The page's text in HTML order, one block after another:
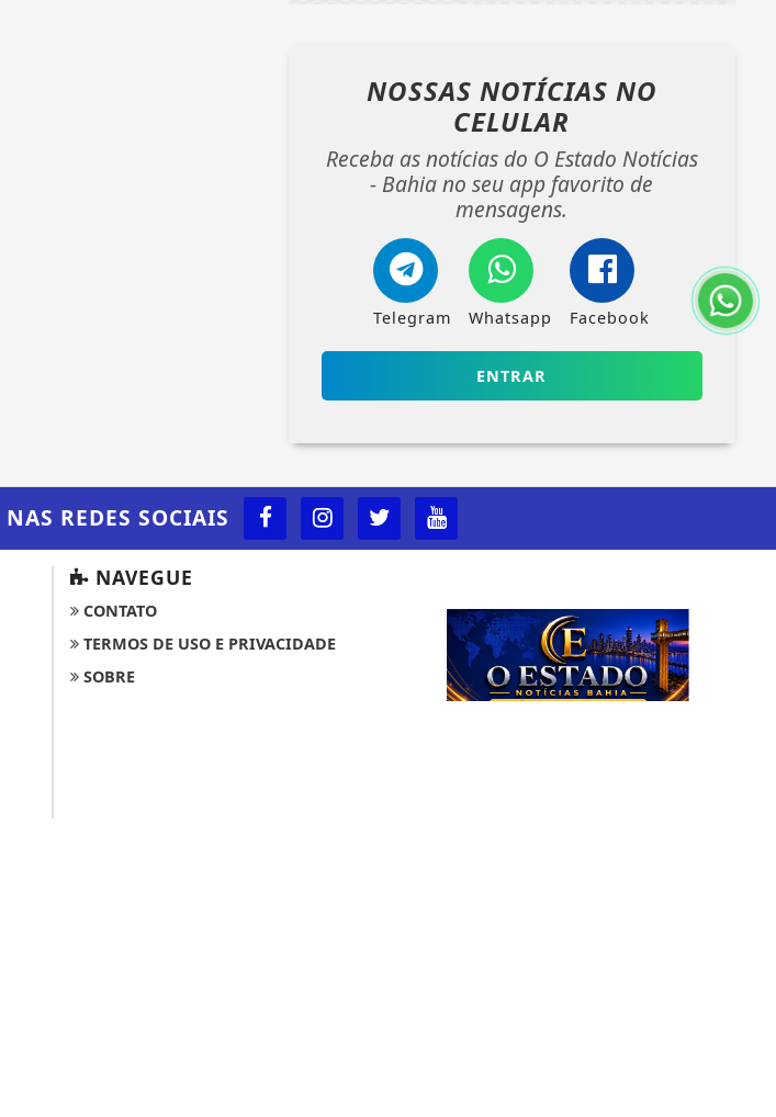
NOSSAS NOTÍCIAS NO
CELULAR
Receba as notícias do O Estado Notícias
- Bahia no seu app favorito de
mensagens.
Telegram Whatsapp Facebook
ENTRAR
NAS REDES SOCIAIS
NAVEGUE
CONTATO
TERMOS DE USO E PRIVACIDADE
SOBRE